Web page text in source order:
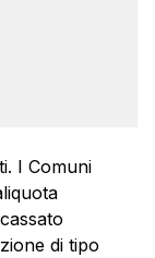
I Comuni
di tipo